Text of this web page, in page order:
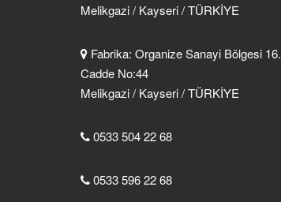
Melikgazi / Kayseri / TÜRKİYE
Fabrika: Organize Sanayi Bölgesi 16.
Cadde No:44
Melikgazi / Kayseri / TÜRKİYE
0533 504 22 68
0533 596 22 68